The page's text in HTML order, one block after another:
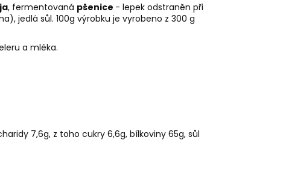
, fermentovaná pšenice - lepek odstraněn při
jedlá sůl. 100g výrobku je vyrobeno z 300 g
a mléka.
7,6g, z toho cukry 6,6g, bílkoviny 65g, sůl